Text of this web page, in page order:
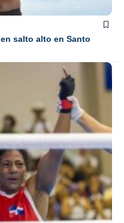
salto alto en Santo